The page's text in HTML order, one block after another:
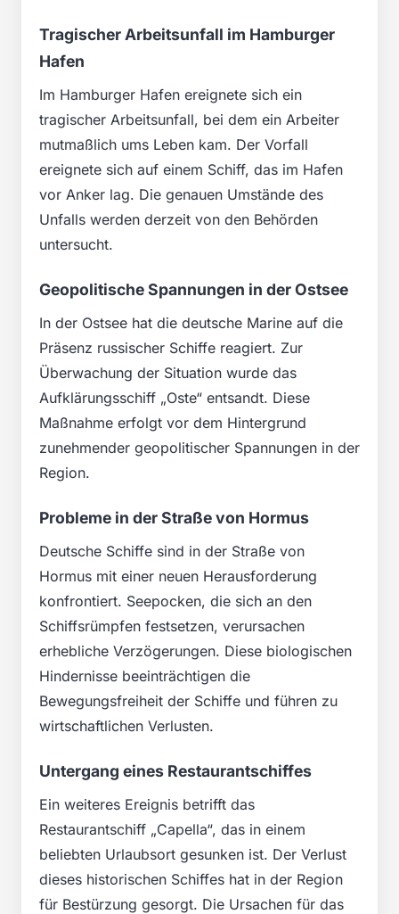
Tragischer Arbeitsunfall im Hamburger
Hafen
Im Hamburger Hafen ereignete sich ein
tragischer Arbeitsunfall, bei dem ein Arbeiter
mutmaßlich ums Leben kam. Der Vorfall
ereignete sich auf einem Schiff, das im Hafen
vor Anker lag. Die genauen Umstände des
Unfalls werden derzeit von den Behörden
untersucht.
Geopolitische Spannungen in der Ostsee
In der Ostsee hat die deutsche Marine auf die
Präsenz russischer Schiffe reagiert. Zur
Überwachung der Situation wurde das
Aufklärungsschiff „Oste“ entsandt. Diese
Maßnahme erfolgt vor dem Hintergrund
zunehmender geopolitischer Spannungen in der
Region.
Probleme in der Straße von Hormus
Deutsche Schiffe sind in der Straße von
Hormus mit einer neuen Herausforderung
konfrontiert. Seepocken, die sich an den
Schiffsrümpfen festsetzen, verursachen
erhebliche Verzögerungen. Diese biologischen
Hindernisse beeinträchtigen die
Bewegungsfreiheit der Schiffe und führen zu
wirtschaftlichen Verlusten.
Untergang eines Restaurantschiffes
Ein weiteres Ereignis betrifft das
Restaurantschiff „Capella“, das in einem
beliebten Urlaubsort gesunken ist. Der Verlust
dieses historischen Schiffes hat in der Region
für Bestürzung gesorgt. Die Ursachen für das